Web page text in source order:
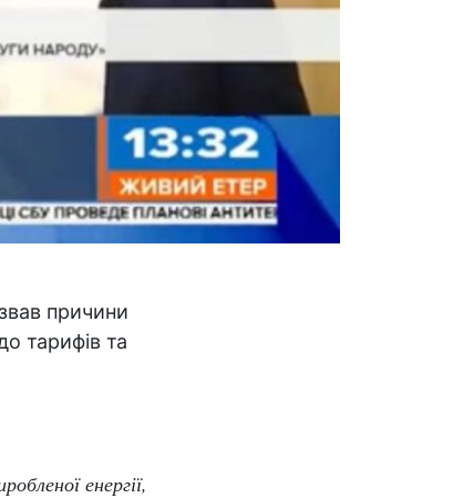
причини
тарифів та
енергії,